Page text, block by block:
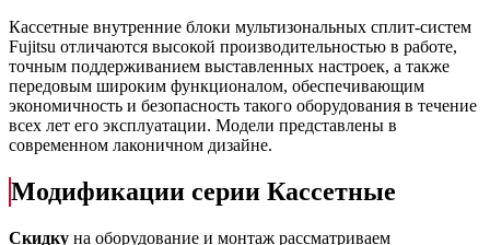
Кассетные внутренние блоки мультизональных сплит-систем
Fujitsu отличаются высокой производительностью в работе,
точным поддерживанием выставленных настроек, а также
передовым широким функционалом, обеспечивающим
экономичность и безопасность такого оборудования в течение
всех лет его эксплуатации. Модели представлены в
современном лаконичном дизайне.
Модификации серии Кассетные
Скидку на оборудование и монтаж рассматриваем